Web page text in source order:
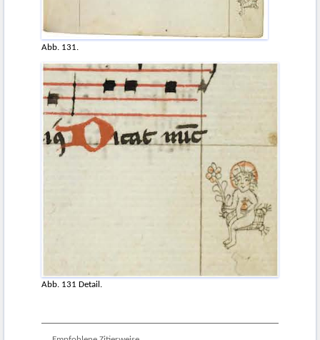
Abb. 131.
Abb. 131 Detail.